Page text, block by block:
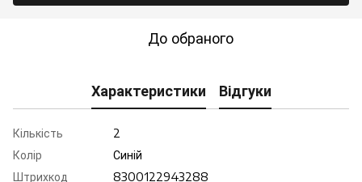
До обраного
Характеристики Відгуки
Кількість
2
Колір
Синій
Штрихкод
8300122943288